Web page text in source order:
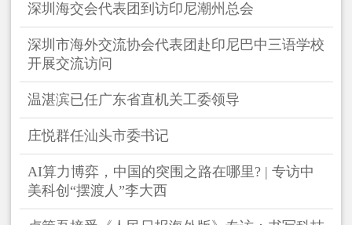
深圳海交会代表团到访印尼潮州总会
深圳市海外交流协会代表团赴印尼巴中三语学校
开展交流访问
温湛滨已任广东省直机关工委领导
庄悦群任汕头市委书记
AI算力博弈，中国的突围之路在哪里? | 专访中
美科创“摆渡人”李大西